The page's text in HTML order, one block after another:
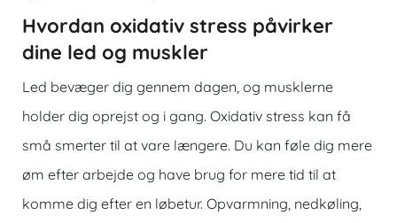
Hvordan oxidativ stress påvirker
dine led og muskler
Led bevæger dig gennem dagen, og musklerne
holder dig oprejst og i gang. Oxidativ stress kan få
små smerter til at vare længere. Du kan føle dig mere
øm efter arbejde og have brug for mere tid til at
komme dig efter en løbetur. Opvarmning, nedkøling,